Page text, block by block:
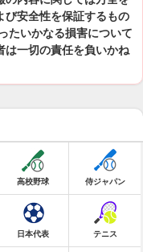
び安全性を保証するもの
たいかなる損害について
は一切の責任を負いかね
高校野球 侍ジャパン
日本代表 テニス